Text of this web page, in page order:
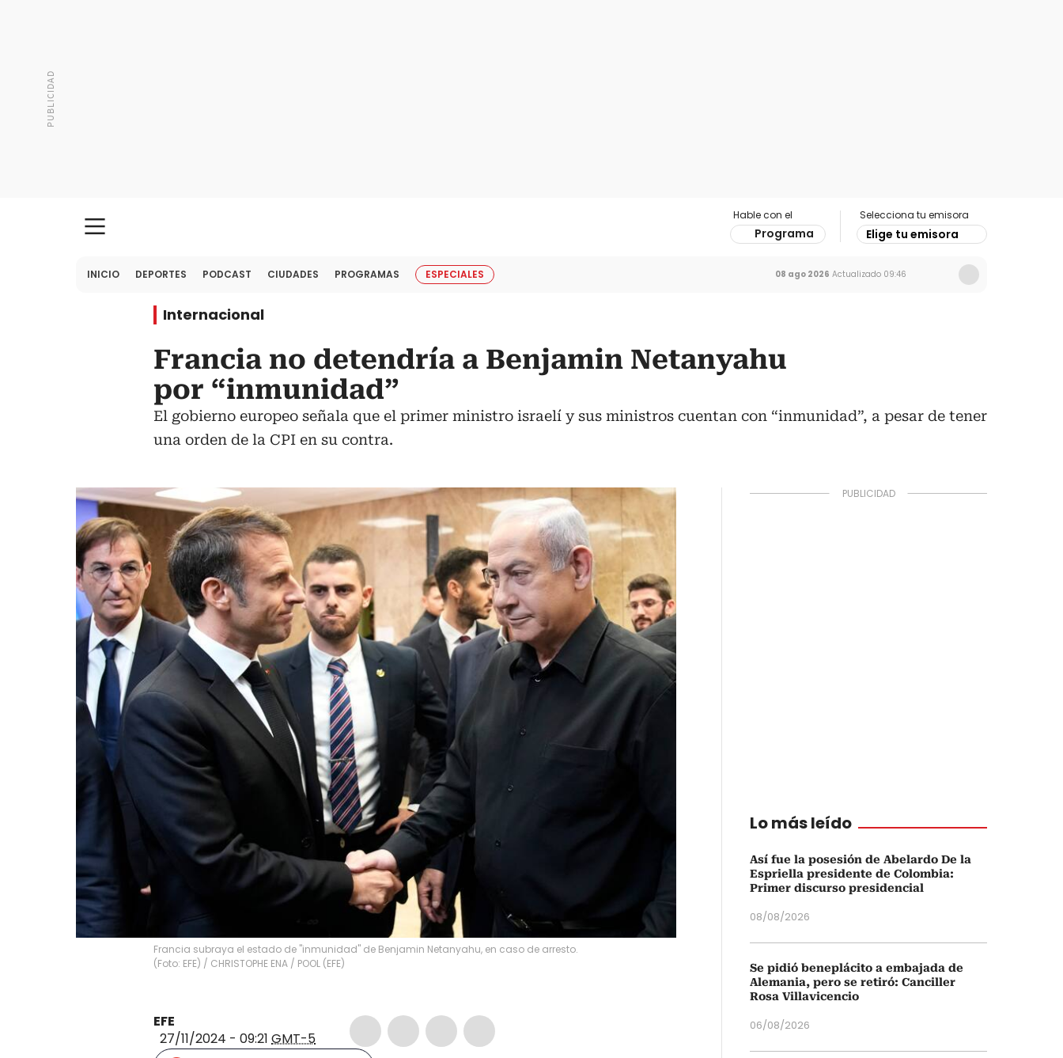
Hable con el
Programa
Selecciona tu emisora
Elige tu emisora
INICIO DEPORTES PODCAST CIUDADES PROGRAMAS ESPECIALES 08 ago 2026 Actualizado 09:46
Internacional
Francia no detendría a Benjamin Netanyahu
por “inmunidad”
El gobierno europeo señala que el primer ministro israelí y sus ministros cuentan con “inmunidad”, a pesar de tener
una orden de la CPI en su contra.
Francia subraya el estado de "inmunidad" de Benjamin Netanyahu, en caso de arresto.
(Foto: EFE) / CHRISTOPHE ENA / POOL (EFE)
EFE
27/11/2024 - 09:21 GMT-5
Lo más leído
Así fue la posesión de Abelardo De la
Espriella presidente de Colombia:
Primer discurso presidencial
08/08/2026
Se pidió beneplácito a embajada de
Alemania, pero se retiró: Canciller
Rosa Villavicencio
06/08/2026